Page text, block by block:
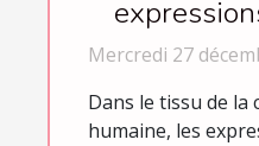
dans la
Mercredi 27
Dans le tissu de la
humaine, les